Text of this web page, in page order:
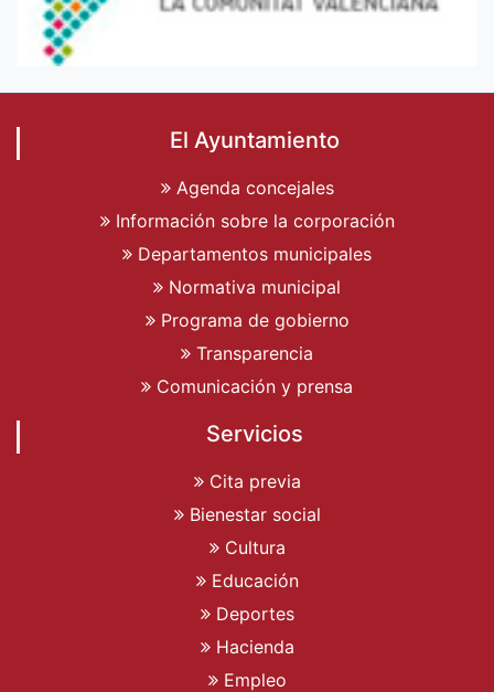
El Ayuntamiento
Agenda concejales
Información sobre la corporación
Departamentos municipales
Normativa municipal
Programa de gobierno
Transparencia
Comunicación y prensa
Servicios
Cita previa
Bienestar social
Cultura
Educación
Deportes
Hacienda
Empleo